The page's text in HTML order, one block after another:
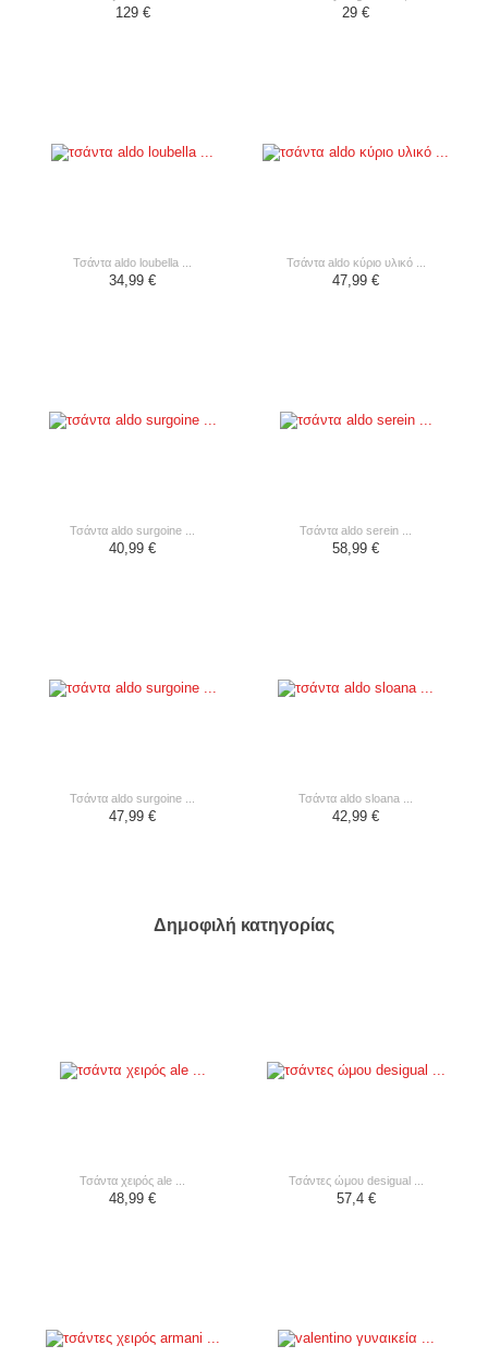
129 € 29 €
τσάντα aldo loubella ...
34,99 €
τσάντα aldo κύριο υλικό ...
47,99 €
τσάντα aldo surgoine ...
40,99 €
τσάντα aldo serein ...
58,99 €
τσάντα aldo surgoine ...
47,99 €
τσάντα aldo sloana ...
42,99 €
Δημοφιλή κατηγορίας
τσάντα χειρός ale ...
48,99 €
τσάντες ώμου desigual ...
57,4 €